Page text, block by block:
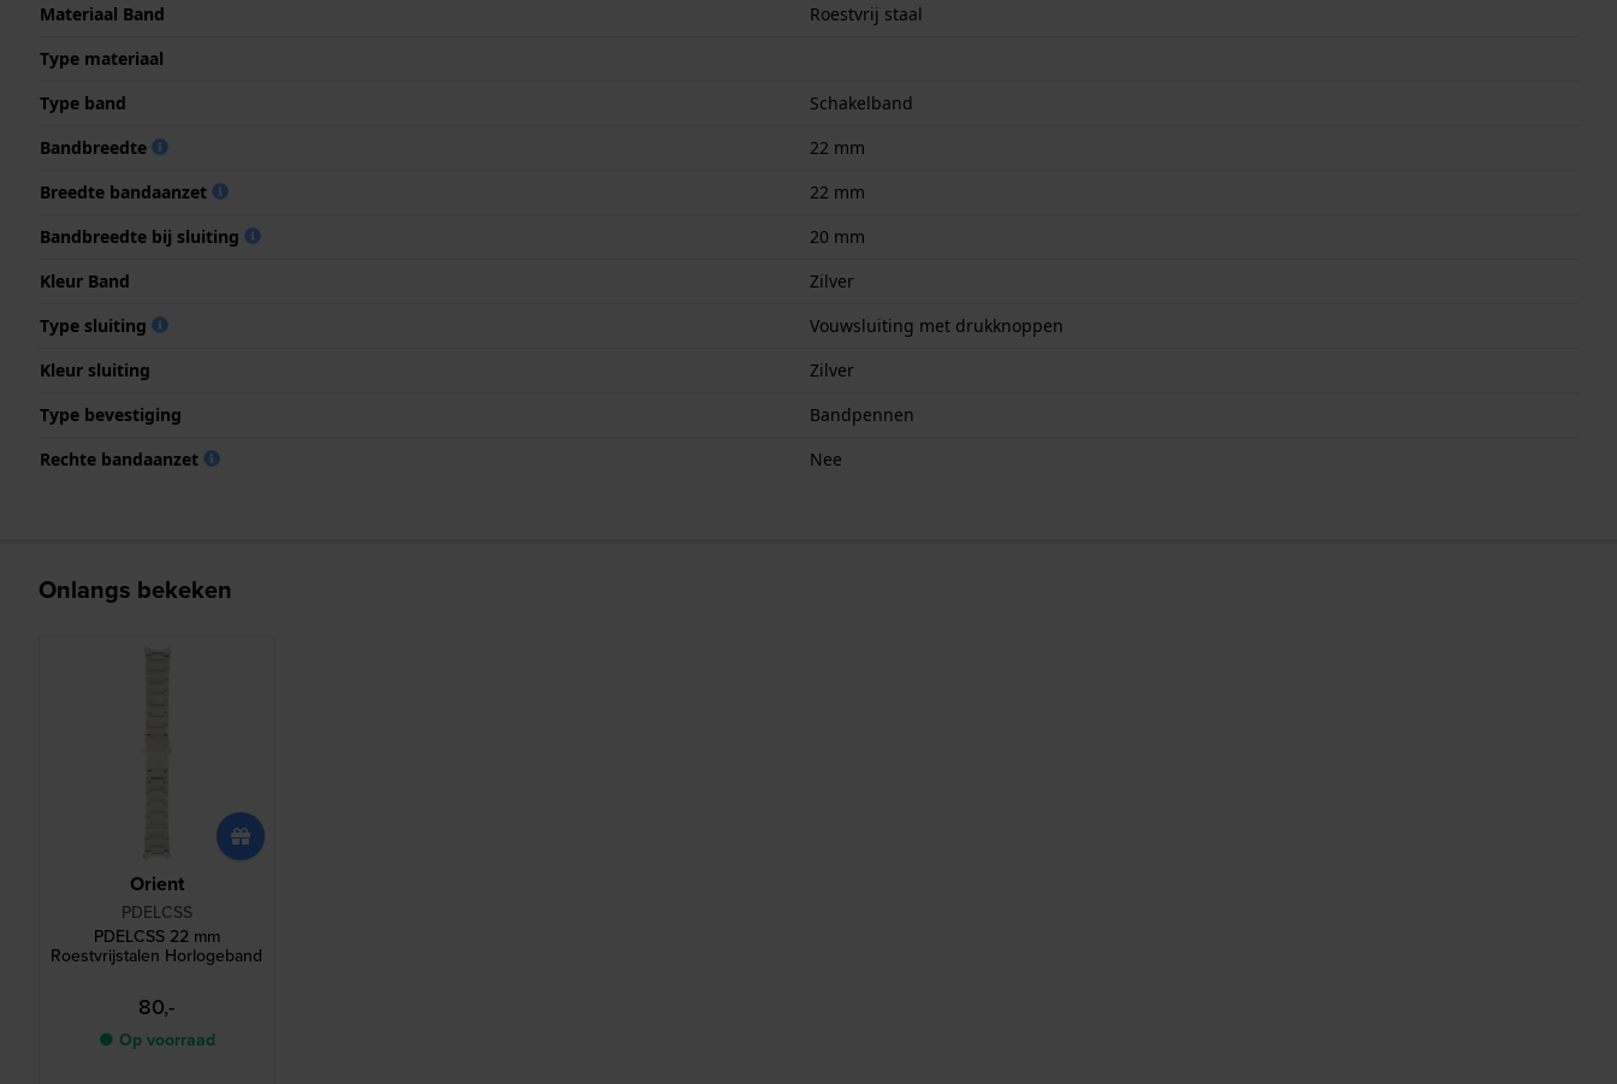
Materiaal Band
Roestvrij staal
Type materiaal
Type band
Schakelband
Bandbreedte
22 mm
Breedte bandaanzet
22 mm
Bandbreedte bij sluiting
20 mm
Kleur Band
Zilver
Type sluiting
Vouwsluiting met drukknoppen
Kleur sluiting
Zilver
Type bevestiging
Bandpennen
Rechte bandaanzet
Nee
Onlangs bekeken
Orient
PDELCSS
PDELCSS 22 mm
Roestvrijstalen Horlogeband
80,-
● Op voorraad